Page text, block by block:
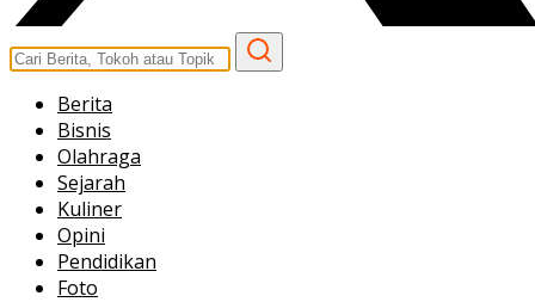
Berita
Bisnis
Olahraga
Sejarah
Kuliner
Opini
Pendidikan
Foto